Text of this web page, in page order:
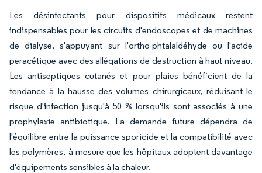
Les désinfectants pour dispositifs médicaux restent
indispensables pour les circuits d'endoscopes et de machines
de dialyse, s'appuyant sur l'ortho-phtalaldéhyde ou l'acide
peracétique avec des allégations de destruction à haut niveau.
Les antiseptiques cutanés et pour plaies bénéficient de la
tendance à la hausse des volumes chirurgicaux, réduisant le
risque d'infection jusqu'à 50 % lorsqu'ils sont associés à une
prophylaxie antibiotique. La demande future dépendra de
l'équilibre entre la puissance sporicide et la compatibilité avec
les polymères, à mesure que les hôpitaux adoptent davantage
d'équipements sensibles à la chaleur.